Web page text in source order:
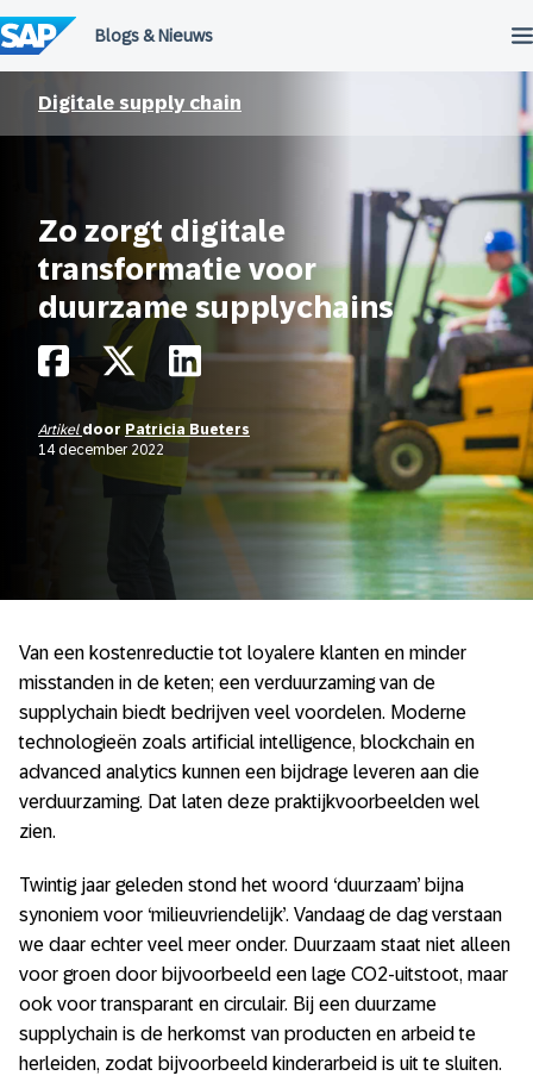
naar
de
inhoud
Digitale supply chain
Zo zorgt digitale
transformatie voor
duurzame supplychains
Artikel door Patricia Bueters
14 december 2022
Van een kostenreductie tot loyalere klanten en minder
misstanden in de keten; een verduurzaming van de
supplychain biedt bedrijven veel voordelen. Moderne
technologieën zoals artificial intelligence, blockchain en
advanced analytics kunnen een bijdrage leveren aan die
verduurzaming. Dat laten deze praktijkvoorbeelden wel
zien.
Twintig jaar geleden stond het woord ‘duurzaam’ bijna
synoniem voor ‘milieuvriendelijk’. Vandaag de dag verstaan
we daar echter veel meer onder. Duurzaam staat niet alleen
voor groen door bijvoorbeeld een lage CO2-uitstoot, maar
ook voor transparant en circulair. Bij een duurzame
supplychain is de herkomst van producten en arbeid te
herleiden, zodat bijvoorbeeld kinderarbeid is uit te sluiten.